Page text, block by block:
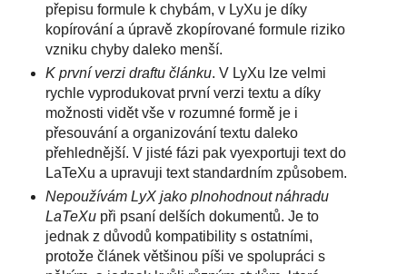
přepisu formule k chybám, v LyXu je díky
kopírování a úpravě zkopírované formule riziko
vzniku chyby daleko menší.
K první verzi draftu článku. V LyXu lze velmi
rychle vyprodukovat první verzi textu a díky
možnosti vidět vše v rozumné formě je i
přesouvání a organizování textu daleko
přehlednější. V jisté fázi pak vyexportuji text do
LaTeXu a upravuji text standardním způsobem.
Nepoužívám LyX jako plnohodnout náhradu
LaTeXupři psaní delších dokumentů. Je to
jednak z důvodů kompatibility s ostatními,
protože článek většinou píši ve spolupráci s